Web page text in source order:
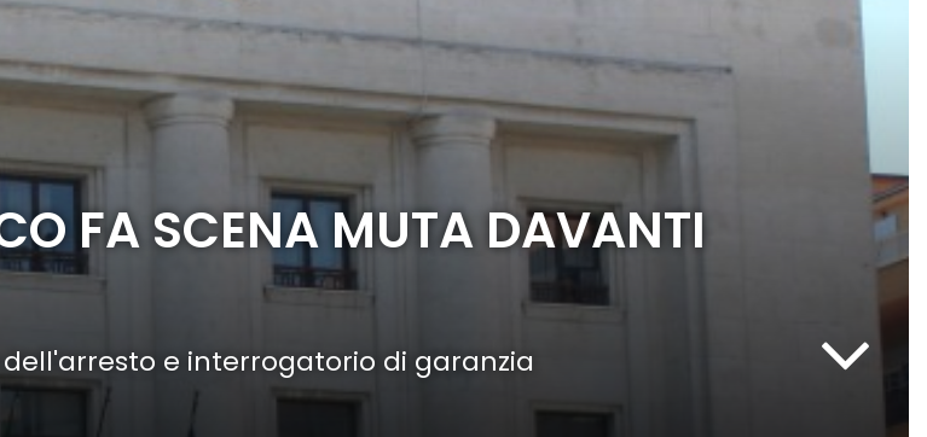
FA SCENA MUTA DAVANTI
e interrogatorio di garanzia